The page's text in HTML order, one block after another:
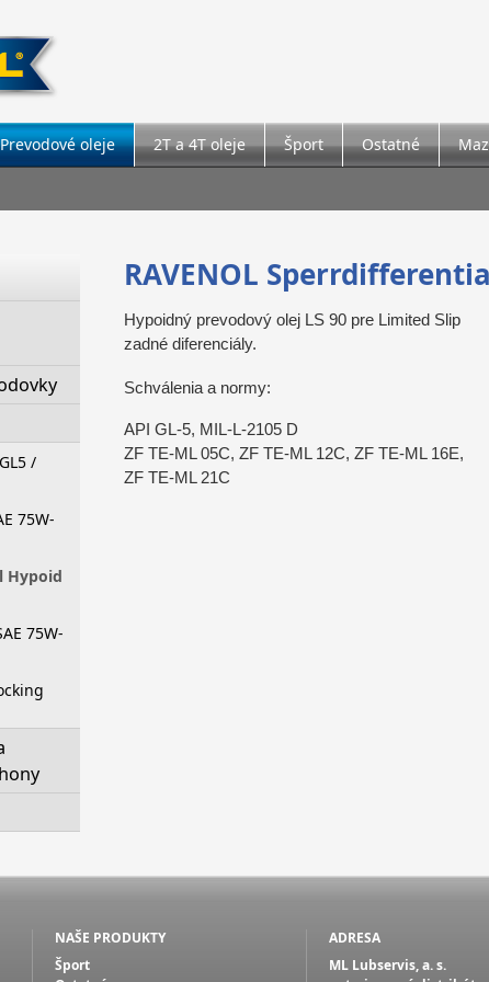
Prevodové oleje 2T a 4T oleje Šport Ostatné
/
75W-
Hypoid
75W-
RAVENOL
Hypoidný prevodový olej LS 90 pre Limited Slip
zadné diferenciály.
Schválenia a normy:
API GL-5, MIL-L-2105 D
ZF TE-ML 05C, ZF TE-ML 12C, ZF TE-ML 16E,
ZF TE-ML 21C
NAŠE PRODUKTY
Šport
ADRESA
ML Lubservis, a. s.